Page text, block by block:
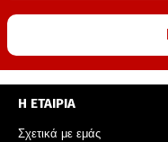
Η ΕΤΑΙΡΙΑ
Σχετικά με εμάς